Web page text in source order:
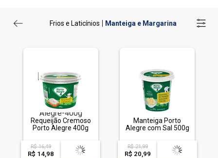
Frios e Laticínios Manteiga e Margarina
Requeijão Cremoso
Porto Alegre 400g
R$ 16,49
R$ 14,98
acima de
-- --,--un.
Manteiga Porto
Alegre com Sal 500g
R$ 21,99
R$ 20,99
acima de
-- --,--un.